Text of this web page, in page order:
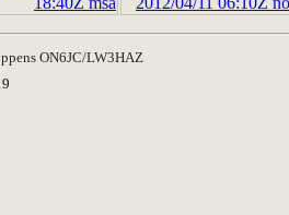
ON6JC/LW3HAZ